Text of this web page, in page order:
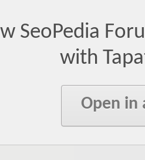
SeoPedia
with
Open in